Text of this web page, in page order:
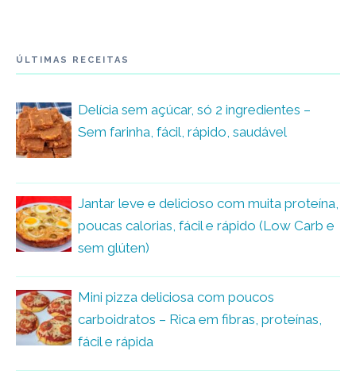
ÚLTIMAS RECEITAS
Delícia sem açúcar, só 2 ingredientes –
Sem farinha, fácil, rápido, saudável
Jantar leve e delicioso com muita proteína,
poucas calorias, fácil e rápido (Low Carb e
sem glúten)
Mini pizza deliciosa com poucos
carboidratos – Rica em fibras, proteínas,
fácil e rápida